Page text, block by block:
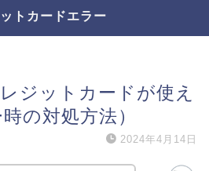
トカードエラー
ジットカードが使え
の対処方法）
2024年4月14日